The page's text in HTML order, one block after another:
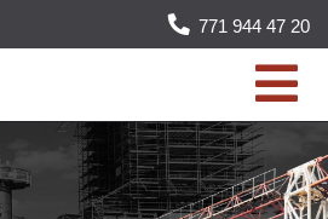
771 944 47 20